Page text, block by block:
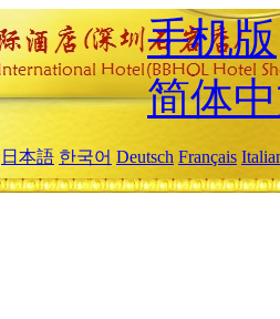
手机版
简体
日本語 한국어 Deutsch Français